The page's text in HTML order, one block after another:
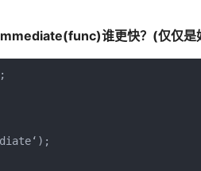
谁更快？(仅仅是